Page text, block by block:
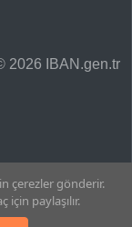
2026 IBAN.gen.tr
çerezler gönderir.
paylaşılır.